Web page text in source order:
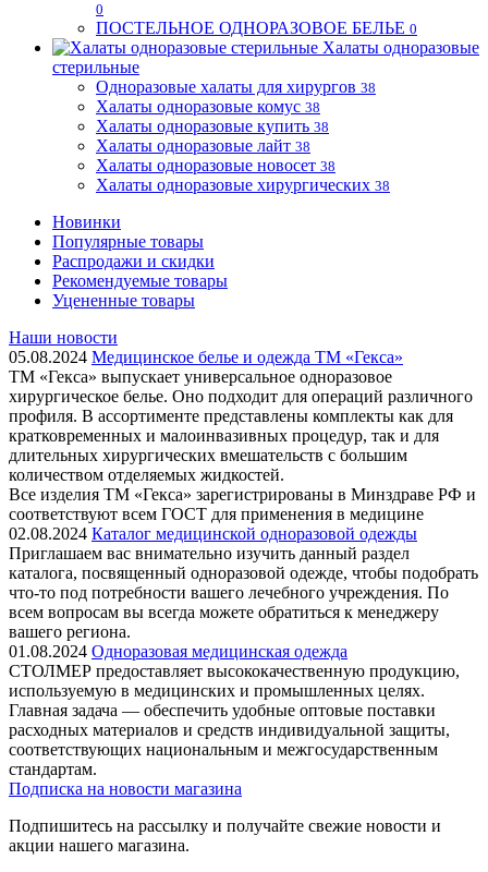
0
ПОСТЕЛЬНОЕ ОДНОРАЗОВОЕ БЕЛЬЕ 0
Халаты одноразовые
стерильные
Одноразовые халаты для хирургов 38
Халаты одноразовые комус 38
Халаты одноразовые купить 38
Халаты одноразовые лайт 38
Халаты одноразовые новосет 38
Халаты одноразовые хирургических 38
Новинки
Популярные товары
Распродажи и скидки
Рекомендуемые товары
Уцененные товары
Наши новости
05.08.2024 Медицинское белье и одежда ТМ «Гекса»
ТМ «Гекса» выпускает универсальное одноразовое
хирургическое белье. Оно подходит для операций различного
профиля. В ассортименте представлены комплекты как для
кратковременных и малоинвазивных процедур, так и для
длительных хирургических вмешательств с большим
количеством отделяемых жидкостей.
Все изделия ТМ «Гекса» зарегистрированы в Минздраве РФ и
соответствуют всем ГОСТ для применения в медицине
02.08.2024 Каталог медицинской одноразовой одежды
Приглашаем вас внимательно изучить данный раздел
каталога, посвященный одноразовой одежде, чтобы подобрать
что-то под потребности вашего лечебного учреждения. По
всем вопросам вы всегда можете обратиться к менеджеру
вашего региона.
01.08.2024 Одноразовая медицинская одежда
СТОЛМЕР предоставляет высококачественную продукцию,
используемую в медицинских и промышленных целях.
Главная задача — обеспечить удобные оптовые поставки
расходных материалов и средств индивидуальной защиты,
соответствующих национальным и межгосударственным
стандартам.
Подписка на новости магазина
Подпишитесь на рассылку и получайте свежие новости и
акции нашего магазина.